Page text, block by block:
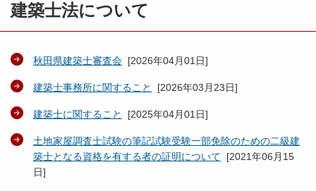
建築士法について
秋田県建築士審査会 [2026年04月01日]
建築士事務所に関すること [2026年03月23日]
建築士に関すること [2025年04月01日]
土地家屋調査士試験の筆記試験受験一部免除のための二級建
築士となる資格を有する者の証明について [2021年06月15
日]